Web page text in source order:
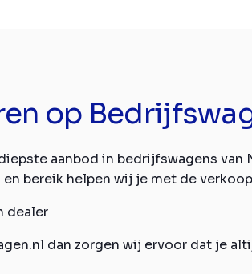
op
aanbod in bedrijfswagens
bereik helpen wij je met de
dealer
dan zorgen wij ervoor dat je